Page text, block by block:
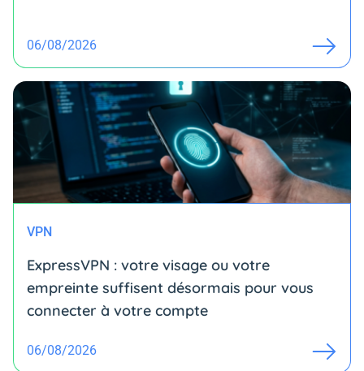
06/08/2026
VPN
ExpressVPN : votre visage ou votre
empreinte suffisent désormais pour vous
connecter à votre compte
06/08/2026